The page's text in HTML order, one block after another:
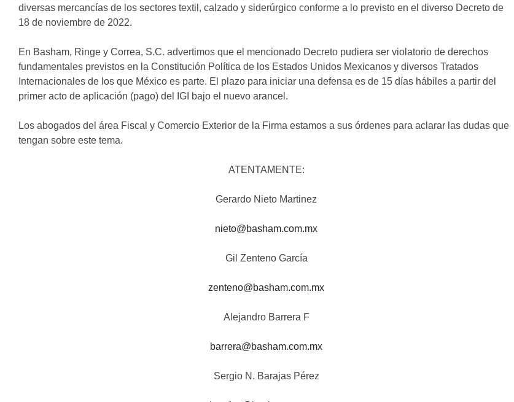
diversas mercancías de los sectores textil, calzado y siderúrgico conforme a lo previsto en el diverso Decreto de
18 de noviembre de 2022.
En Basham, Ringe y Correa, S.C. advertimos que el mencionado Decreto pudiera ser violatorio de derechos
fundamentales previstos en la Constitución Política de los Estados Unidos Mexicanos y diversos Tratados
Internacionales de los que México es parte. El plazo para iniciar una defensa es de 15 días hábiles a partir del
primer acto de aplicación (pago) del IGI bajo el nuevo arancel.
Los abogados del área Fiscal y Comercio Exterior de la Firma estamos a sus órdenes para aclarar las dudas que
tengan sobre este tema.
ATENTAMENTE:
Gerardo Nieto Martinez
nieto@basham.com.mx
Gil Zenteno García
zenteno@basham.com.mx
Alejandro Barrera F
barrera@basham.com.mx
Sergio N. Barajas Pérez